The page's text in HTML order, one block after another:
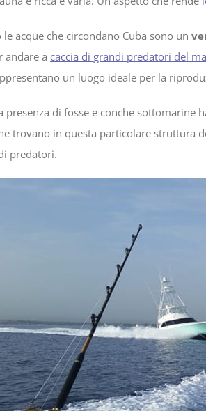
le acque che circondano Cuba sono un
andare a caccia di grandi predatori del
un luogo ideale per la
presenza di fosse e conche sottomarine
trovano in questa particolare struttura
predatori.